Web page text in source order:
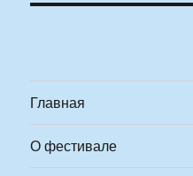
Главная
О фестивале